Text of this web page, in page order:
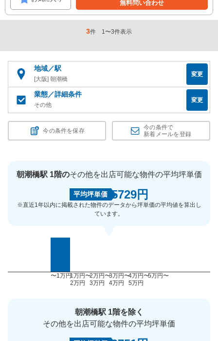
無料問い合わせ
3件 1〜3件表示
地域／駅
[大阪] 朝潮橋
変更
業態／詳細条件
その他
変更
今の条件を保存
今の条件で
新着メールを登録
朝潮橋駅 1階のその他を出店可能な物件の平均坪単価
平均坪単価 5729円
※直近1年以内に掲載された物件のデータから坪単価の平均値を算出し
ています。
〜1万円1万円〜
2万円
2万円〜
3万円
3万円〜
4万円
4万円〜
5万円
5万円〜
朝潮橋駅 1階を除く
その他を出店可能な物件の平均坪単価